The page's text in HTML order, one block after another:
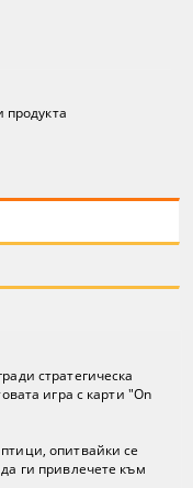
стратегическа
игра с карти "On
опитвайки се
ги привлечете към